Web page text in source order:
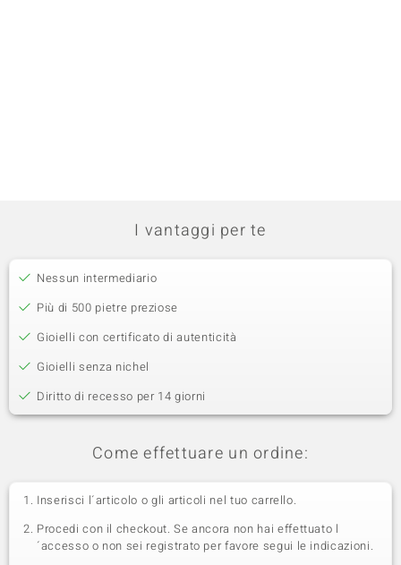
I vantaggi per te
Nessun intermediario
Più di 500 pietre preziose
Gioielli con certificato di autenticità
Gioielli senza nichel
Diritto di recesso per 14 giorni
Come effettuare un ordine:
Inserisci l´articolo o gli articoli nel tuo carrello.
Procedi con il checkout. Se ancora non hai effettuato l
´accesso o non sei registrato per favore segui le indicazioni.